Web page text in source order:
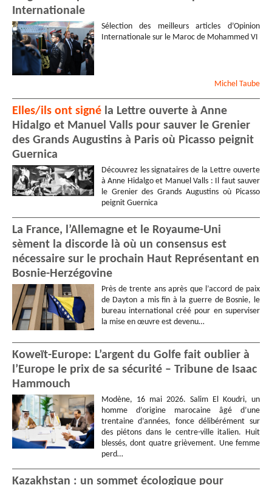
Internationale
Sélection des meilleurs articles d’Opinion
Internationale sur le Maroc de Mohammed VI
Michel Taube
Elles/ils ont signé la Lettre ouverte à Anne
Hidalgo et Manuel Valls pour sauver le Grenier
des Grands Augustins à Paris où Picasso peignit
Guernica
Découvrez les signataires de la Lettre ouverte
à Anne Hidalgo et Manuel Valls : Il faut sauver
le Grenier des Grands Augustins où Picasso
peignit Guernica
La France, l’Allemagne et le Royaume-Uni
sèment la discorde là où un consensus est
nécessaire sur le prochain Haut Représentant en
Bosnie-Herzégovine
Près de trente ans après que l’accord de paix
de Dayton a mis fin à la guerre de Bosnie, le
bureau international créé pour en superviser
la mise en œuvre est devenu…
Koweït-Europe: L’argent du Golfe fait oublier à
l’Europe le prix de sa sécurité – Tribune de Isaac
Hammouch
Modène, 16 mai 2026. Salim El Koudri, un
homme d’origine marocaine âgé d’une
trentaine d’années, fonce délibérément sur
des piétons dans le centre-ville italien. Huit
blessés, dont quatre grièvement. Une femme
perd…
Kazakhstan : un sommet écologique pour